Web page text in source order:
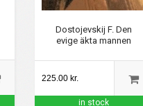
Dostojevskij F. Den
evige äkta mannen
225.00 kr.
in stock